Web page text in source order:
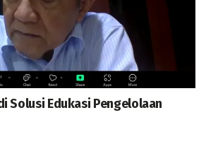
Solusi Edukasi Pengelolaan